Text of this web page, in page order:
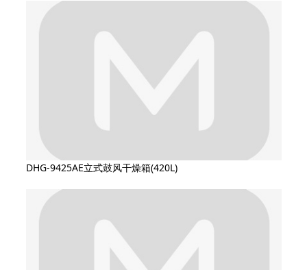
DHG-9425AE立式鼓风干燥箱(420L)